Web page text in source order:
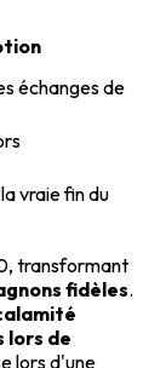
échanges de
vraie fin du
transformant
fidèles.
lors de
lors d'une